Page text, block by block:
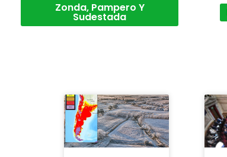
Zonda, Pampero Y
Sudestada